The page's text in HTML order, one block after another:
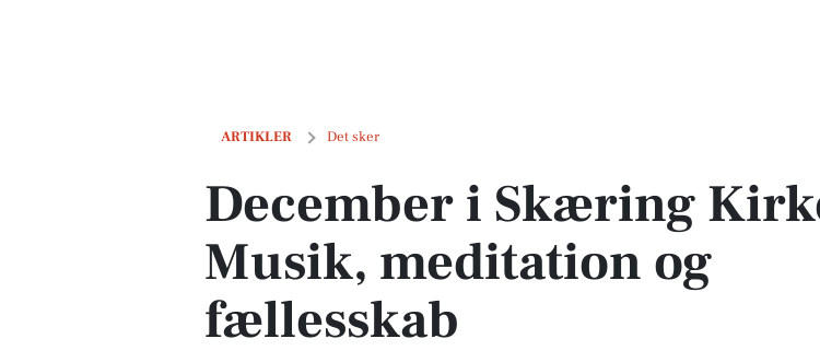
ARTIKLER Det sker
December i Skæring Kirke: Musik, meditation og fællesskab
December i Skæring
Musik, meditation og
fællesskab